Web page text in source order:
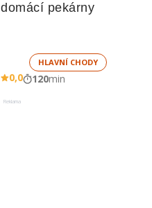
domácí pekárny
HLAVNÍ CHODY
0,0 120min
Reklama